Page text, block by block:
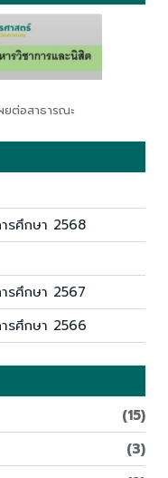
ยต่อสาธารณะ
รศึกษา 2568
รศึกษา 2567
รศึกษา 2566
(15)
(3)